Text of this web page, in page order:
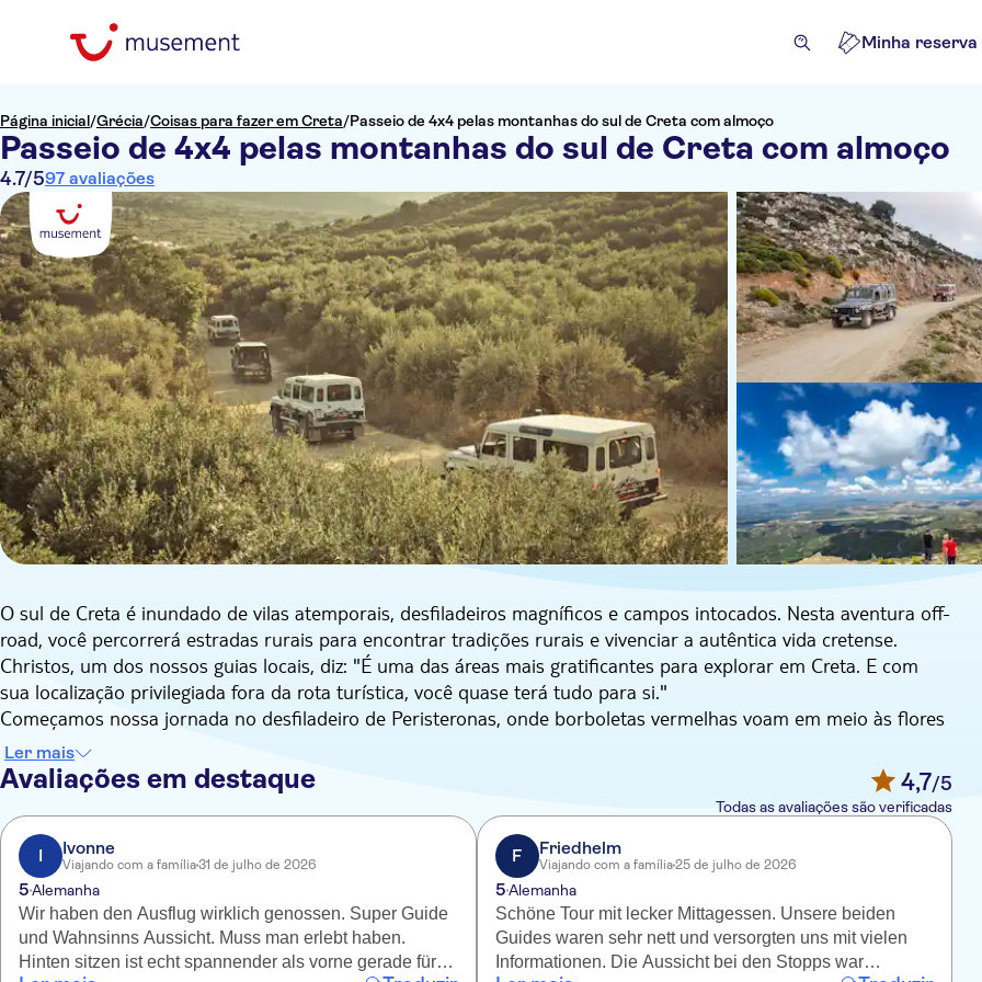
Minha reserva
Página inicial/Grécia/Coisas para fazer em Creta/Passeio de 4x4 pelas montanhas do sul de Creta com almoço
Passeio de 4x4 pelas montanhas do sul de Creta com almoço
4.7/597 avaliações
O sul de Creta é inundado de vilas atemporais, desfiladeiros magníficos e campos intocados. Nesta aventura off-
road, você percorrerá estradas rurais para encontrar tradições rurais e vivenciar a autêntica vida cretense.
Christos, um dos nossos guias locais, diz: "É uma das áreas mais gratificantes para explorar em Creta. E com
sua localização privilegiada fora da rota turística, você quase terá tudo para si."
Começamos nossa jornada no desfiladeiro de Peristeronas, onde borboletas vermelhas voam em meio às flores
e arbustos. De lá, vamos passear por vilas atemporais onde você pode saborear um coffee break com os
moradores locais em um tradicional "Kafeneion" em Oreino. Enquanto continuamos, prepare-se para se
deslumbrar com as vistas das montanhas. Aprecie o panorama do Mar de Creta do Sul, emoldurado por picos
rochosos e perfumado com tomilho selvagem e sálvia.
Também faremos uma parada para colher ervas para que você possa provar e aprender sobre suas
propriedades curativas. Em seguida, uma caminhada na antiga Floresta de Pinheiros de Thripiti, onde algumas
árvores têm até 1000 anos. Relaxe com uma refeição tradicional cretense com vinho ilimitado em uma taverna
local antes de continuarmos para Agia Anna, uma pequena igreja na entrada do desfiladeiro de Ha, uma das
paisagens mais impressionantes da área. Por fim, faremos uma parada para outra vista espetacular - desta vez
Ler mais
Avaliações em destaque 4,7/5
Todas as avaliações são verificadas
I Ivonne
Viajando com a família31 de julho de 2026
5Alemanha
Wir haben den Ausflug wirklich genossen. Super Guide
und Wahnsinns Aussicht. Muss man erlebt haben.
Hinten sitzen ist echt spannender als vorne gerade für
F Friedhelm
Viajando com a família25 de julho de 2026
5Alemanha
Schöne Tour mit lecker Mittagessen. Unsere beiden
Guides waren sehr nett und versorgten uns mit vielen
Informationen. Die Aussicht bei den Stopps war